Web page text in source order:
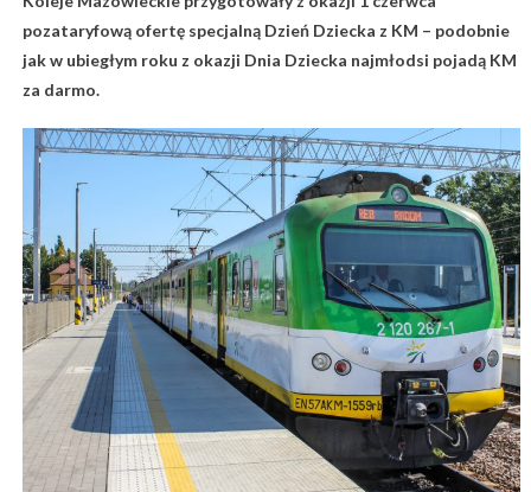
pozataryfową ofertę specjalną Dzień Dziecka z KM – podobnie
jak w ubiegłym roku z okazji Dnia Dziecka najmłodsi pojadą KM
za darmo.